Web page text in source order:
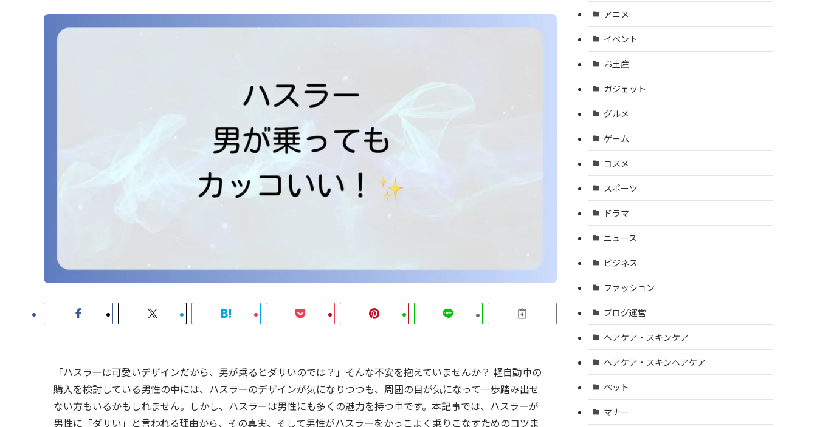
「ハスラーは可愛いデザインだから、男が乗るとダサいのでは？」そんな不安を抱えていませんか？ 軽自動車の
購入を検討している男性の中には、ハスラーのデザインが気になりつつも、周囲の目が気になって一歩踏み出せ
ない方もいるかもしれません。しかし、ハスラーは男性にも多くの魅力を持つ車です。本記事では、ハスラーが
男性に「ダサい」と言われる理由から、その真実、そして男性がハスラーをかっこよく乗りこなすためのコツま
アニメ
イベント
お土産
ガジェット
グルメ
ゲーム
コスメ
スポーツ
ドラマ
ニュース
ビジネス
ファッション
ブログ運営
ヘアケア・スキンケア
ヘアケア・スキンヘアケア
ペット
マナー